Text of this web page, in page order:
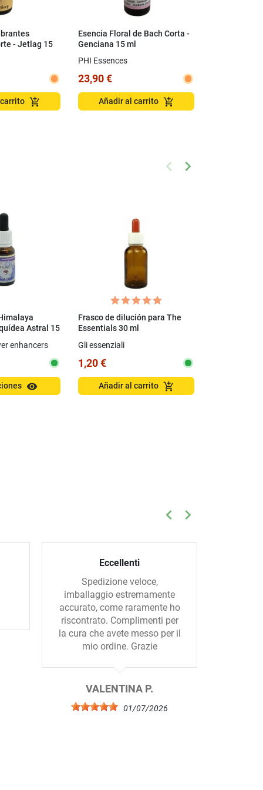
- Jetlag 15
add_shopping_cart
Esencia Floral de Bach Corta -
Genciana 15 ml
PHI Essences
23,90 €
Añadir al carrito add_shopping_cart
Anterior
keyboard_arrow_left Siguiente
keyboard_arrow_right
Astral 15
enhancers
visibility
Frasco de dilución para The
Essentials 30 ml
Gli essenziali
1,20 €
Añadir al carrito add_shopping_cart
Anterior
keyboard_arrow_left Siguiente
keyboard_arrow_right
Eccellenti
Spedizione veloce,
imballaggio estremamente
accurato, come raramente ho
riscontrato. Complimenti per
la cura che avete messo per il
mio ordine. Grazie
VALENTINA P.
01/07/2026